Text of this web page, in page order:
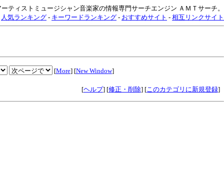
ティストミュージシャン音楽家の情報専門サーチエンジン ＡＭＴサーチ。
人気ランキング - キーワードランキング - おすすめサイト - 相互リンクサイト
[More] [New Window]
[ヘルプ] [修正・削除] [このカテゴリに新規登録]